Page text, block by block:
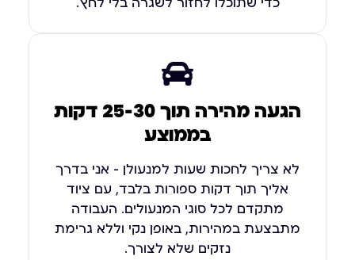
כדי שתוכלו לחזור לשגרה בלי לחץ.
הגעה מהירה תוך 25-30 דקות
בממוצע
לא צריך לחכות שעות למנעולן – אני בדרך
אליך תוך דקות ספורות בלבד, עם ציוד
מתקדם לכל סוגי המנעולים. העבודה
מתבצעת במהירות, באופן נקי וללא גרימת
נזקים שלא לצורך.